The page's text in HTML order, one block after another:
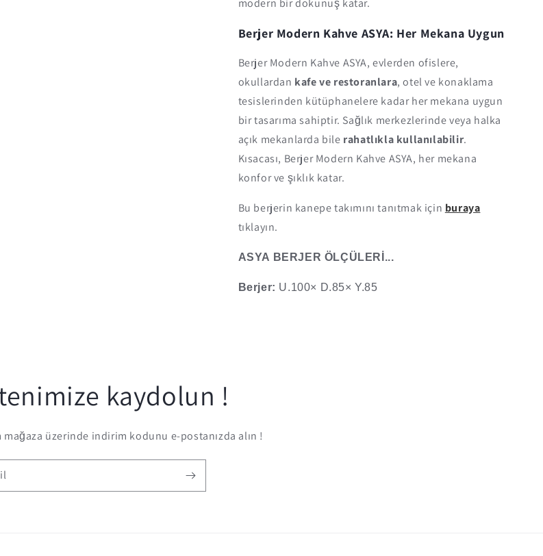
modern bir dokunuş katar.
Berjer Modern Kahve ASYA: Her Mekana Uygun
Berjer Modern Kahve ASYA, evlerden ofislere,
okullardan kafe ve restoranlara, otel ve konaklama
tesislerinden kütüphanelere kadar her mekana uygun
bir tasarıma sahiptir. Sağlık merkezlerinde veya halka
açık mekanlarda bile rahatlıkla kullanılabilir.
Kısacası, Berjer Modern Kahve ASYA, her mekana
konfor ve şıklık katar.
Bu berjerin kanepe takımını tanıtmak için buraya
tıklayın.
ASYA BERJER ÖLÇÜLERİ...
Berjer: U.100× D.85× Y.85
kaydolun !
mağaza üzerinde indirim kodunu e-postanızda alın !